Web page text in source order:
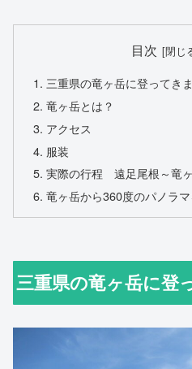
目次
三重県の竜ヶ岳に登ってき
竜ヶ岳とは？
アクセス
服装
実際の行程 遠足尾根～竜
竜ヶ岳から360度のパノラマ
三重県の竜ヶ岳に登